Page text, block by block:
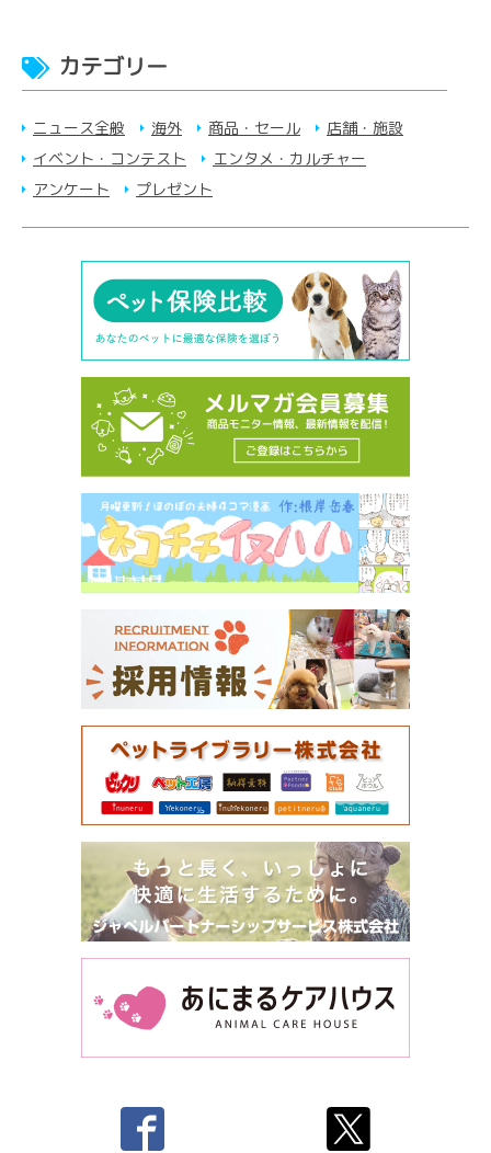
カテゴリー
ニュース全般 海外 商品・セール
店舗・施設
イベント・コンテスト
エンタメ・カルチャー
アンケート
プレゼント